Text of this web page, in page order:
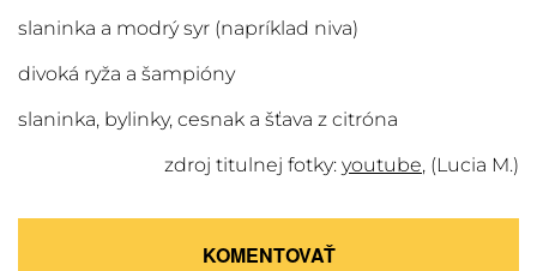
slaninka a modrý syr (napríklad niva)
divoká ryža a šampióny
slaninka, bylinky, cesnak a šťava z citróna
zdroj titulnej fotky: youtube, (Lucia M.)
KOMENTOVAŤ